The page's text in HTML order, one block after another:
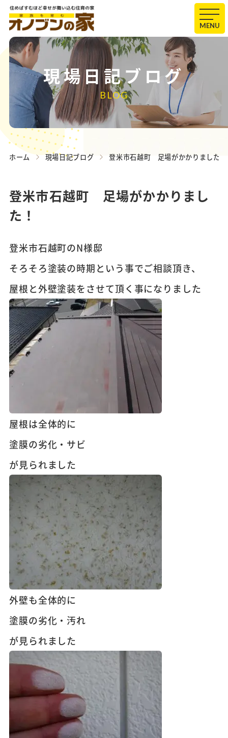
MENU
現場日記ブログ
BLOG
ホーム 現場日記ブログ 登米市石越町 足場がかかりました！
登米市石越町 足場がかかりまし
た！
登米市石越町のN様邸
そろそろ塗装の時期という事でご相談頂き、
屋根と外壁塗装をさせて頂く事になりました
屋根は全体的に
塗膜の劣化・サビ
が見られました
外壁も全体的に
塗膜の劣化・汚れ
が見られました